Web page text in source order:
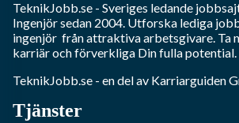
TeknikJobb.se - Sveriges ledande
Ingenjörsedan 2004. Utforska lediga
ingenjör från attraktiva arbetsgivare. Ta
karriär och förverkliga Din fulla potential.
TeknikJobb.se - en del av Karriarguiden
Tjänster